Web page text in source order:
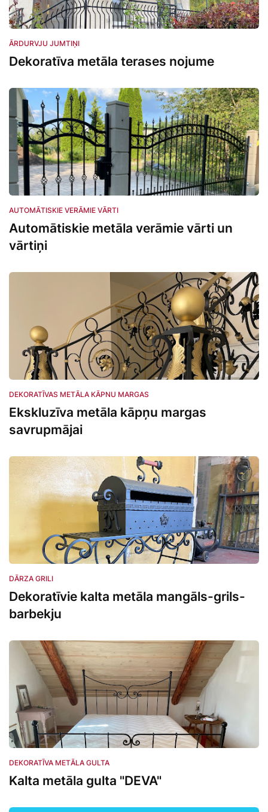
ĀRDURVJU JUMTIŅI
Dekoratīva metāla terases nojume
AUTOMĀTISKIE VERĀMIE VĀRTI
Automātiskie metāla verāmie vārti un
vārtiņi
DEKORATĪVAS METĀLA KĀPNU MARGAS
Ekskluzīva metāla kāpņu margas
savrupmājai
DĀRZA GRILI
Dekoratīvie kalta metāla mangāls-grils-
barbekju
DEKORATĪVA METĀLA GULTA
Kalta metāla gulta "DEVA"